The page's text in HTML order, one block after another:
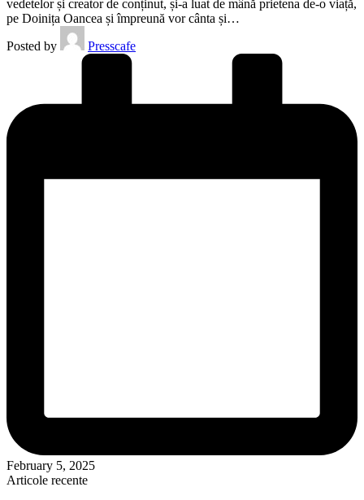
vedetelor și creator de conținut, și-a luat de mână prietena de-o viață,
pe Doinița Oancea și împreună vor cânta și…
Posted by
Presscafe
February 5, 2025
Articole recente